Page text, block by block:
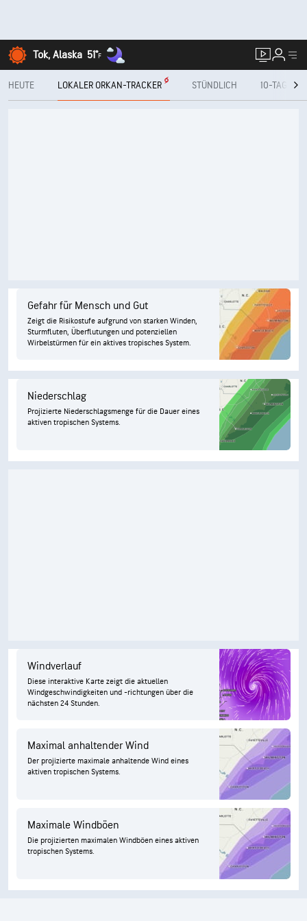
Tok, Alaska 51°F
HEUTE LOKALER ORKAN-TRACKER STÜNDLICH 10-TAGE
Gefahr für Mensch und Gut
Zeigt die Risikostufe aufgrund von starken Winden,
Sturmfluten, Überflutungen und potenziellen
Wirbelstürmen für ein aktives tropisches System.
Niederschlag
Projizierte Niederschlagsmenge für die Dauer eines
aktiven tropischen Systems.
Windverlauf
Diese interaktive Karte zeigt die aktuellen
Windgeschwindigkeiten und -richtungen über die
nächsten 24 Stunden.
Maximal anhaltender Wind
Der projizierte maximale anhaltende Wind eines
aktiven tropischen Systems.
Maximale Windböen
Die projizierten maximalen Windböen eines aktiven
tropischen Systems.